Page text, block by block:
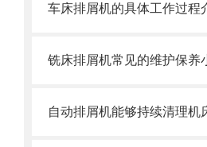
车床排屑机的具体工作过程
铣床排屑机常见的维护保养
自动排屑机能够持续清理机